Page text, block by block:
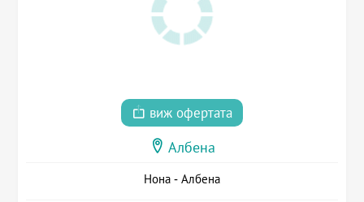
виж офертата
Албена
Нона - Албена